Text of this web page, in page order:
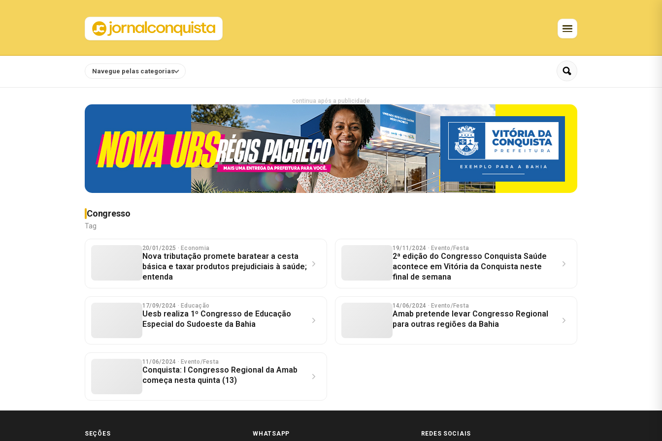
Navegue pelas categorias
continua após a publicidade
Congresso
Tag
20/01/2025 · Economia
Nova tributação promete baratear a cesta
básica e taxar produtos prejudiciais à saúde;
entenda
19/11/2024 · Evento/Festa
2ª edição do Congresso Conquista Saúde
acontece em Vitória da Conquista neste
final de semana
17/09/2024 · Educação
Uesb realiza 1º Congresso de Educação
Especial do Sudoeste da Bahia
14/06/2024 · Evento/Festa
Amab pretende levar Congresso Regional
para outras regiões da Bahia
11/06/2024 · Evento/Festa
Conquista: I Congresso Regional da Amab
começa nesta quinta (13)
SEÇÕES WHATSAPP REDES SOCIAIS